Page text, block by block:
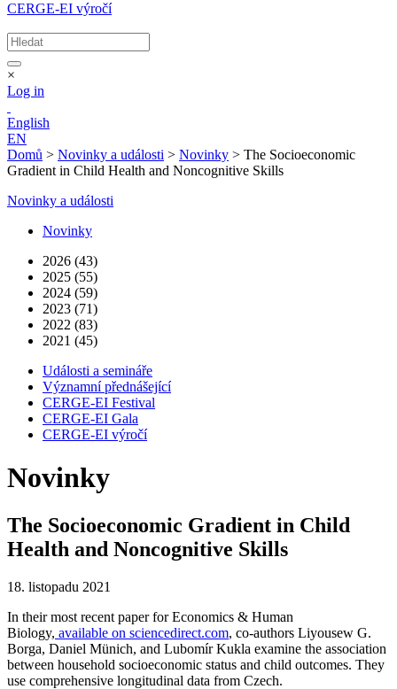
CERGE-EI výročí
×
Log in
English
EN
Domů > Novinky a události > Novinky > The Socioeconomic
Gradient in Child Health and Noncognitive Skills
Novinky a události
Novinky
2026 (43)
2025 (55)
2024 (59)
2023 (71)
2022 (83)
2021 (45)
Události a semináře
Významní přednášející
CERGE-EI Festival
CERGE-EI Gala
CERGE-EI výročí
Novinky
The Socioeconomic Gradient in Child
Health and Noncognitive Skills
18. listopadu 2021
In their most recent paper for Economics & Human
Biology, available on sciencedirect.com, co-authors Liyousew G.
Borga, Daniel Münich, and Lubomír Kukla examine the association
between household socioeconomic status and child outcomes. They
use comprehensive longitudinal data from Czech.